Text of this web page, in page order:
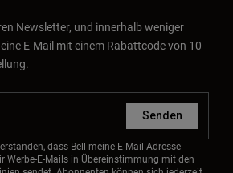
Newsletter, und innerhalb weniger
E-Mail mit einem Rabattcode von 10
Senden
dass Bell meine E-Mail-Adresse
Werbe-E-Mails in Übereinstimmung mit den